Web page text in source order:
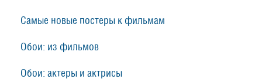
Самые новые постеры к фильмам
Обои: из фильмов
Обои: актеры и актрисы